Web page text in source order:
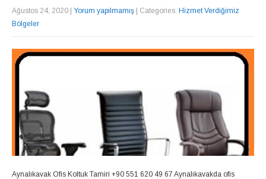
Ağustos 24, 2020 | Yorum yapılmamış | Categories: Hizmet Verdiğimiz
Bölgeler
Aynalıkavak Ofis Koltuk Tamiri +90 551 620 49 67 Aynalıkavakda ofis